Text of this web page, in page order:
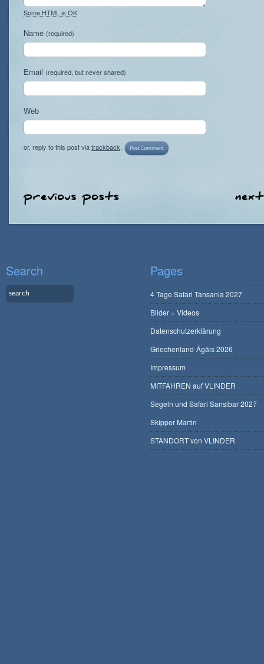
Some HTML is OK
Name (required)
Email (required, but never shared)
Web
or, reply to this post viatrackback
Search Pages
4 Tage Safari Tansania 2027
Bilder + Videos
Datenschutzerklärung
Griechenland-Ägäis 2026
Impressum
MITFAHREN auf VLINDER
Segeln und Safari Sansibar 2027
Skipper Martin
STANDORT von VLINDER